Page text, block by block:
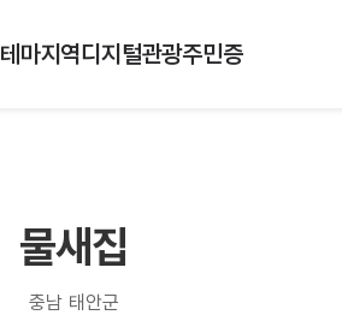
테마지역디지털관광주민증
물새집
충남 태안군